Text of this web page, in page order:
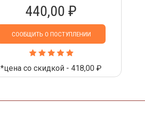
440,00 ₽
СООБЩИТЬ О ПОСТУПЛЕНИИ
*цена со скидкой - 418,00 ₽